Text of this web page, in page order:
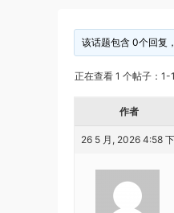
该话题包含 0个回复
正在查看 1 个帖子：1-
作者
26 5 月, 2026 4:58